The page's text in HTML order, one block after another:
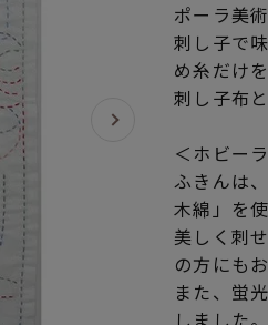
ポーラ美
刺し子で
め糸だけ
刺し子布
＜ホビー
ふきんは
木綿」を
美しく刺
の方にも
また、蛍
しました